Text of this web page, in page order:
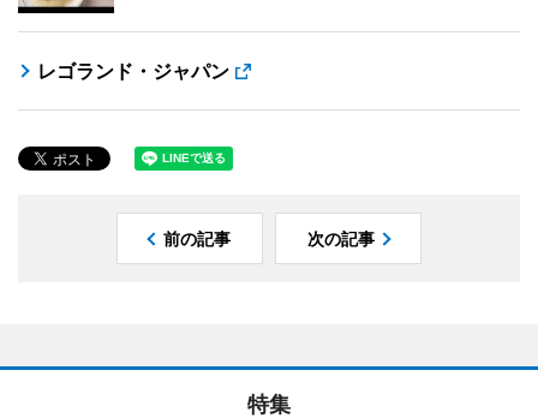
レゴランド・ジャパン
前の記事 次の記事
特集